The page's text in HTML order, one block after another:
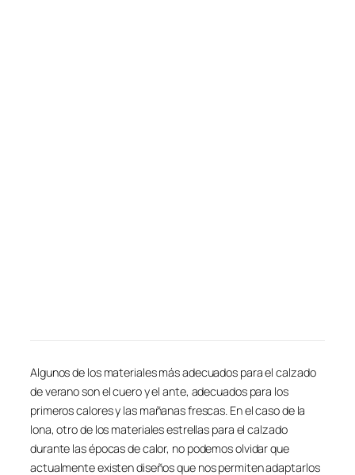
Algunos de los materiales más adecuados para el calzado
de verano son el cuero y el ante, adecuados para los
primeros calores y las mañanas frescas. En el caso de la
lona, otro de los materiales estrellas para el calzado
durante las épocas de calor, no podemos olvidar que
actualmente existen diseños que nos permiten adaptarlos